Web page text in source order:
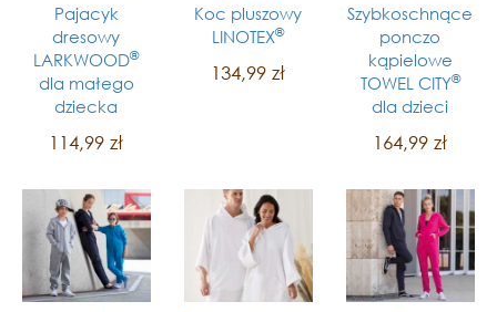
Pajacyk
dresowy
LARKWOOD®
dla małego
dziecka
114,99 zł
Koc pluszowy
LINOTEX®
134,99 zł
Szybkoschnące
ponczo
kąpielowe
TOWEL CITY®
dla dzieci
164,99 zł